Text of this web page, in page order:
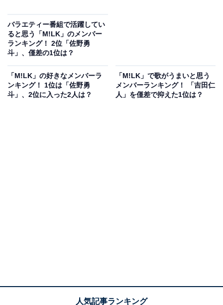
また、端正なルックスとスタイルの良さを生かしてモデ
ルとしても人気を集めています。2023年には、佐野さん
がプロデュースするジェンダーレスアクセサリーブラン
ド「G-9（ガク）」を始動。ファッション関連の仕事で
も注目されるアイドルです。
バラエティー番組で活躍してい
ると思う「M!LK」のメンバー
ランキング！ 2位「佐野勇
斗」、僅差の1位は？
「M!LK」の好きなメンバーラ
ンキング！ 1位は「佐野勇
斗」、2位に入った2人は？
「M!LK」で歌がうまいと思う
メンバーランキング！ 「吉田仁
人」を僅差で抑えた1位は？